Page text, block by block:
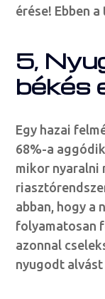
érése! Ebben
5,
békés
Egy hazai
68%-a
mikor nyaralni
abban, hogy a
folyamatosan
azonnal
nyugodt